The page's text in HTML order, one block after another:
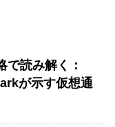
で読み解く：
が示す仮想通